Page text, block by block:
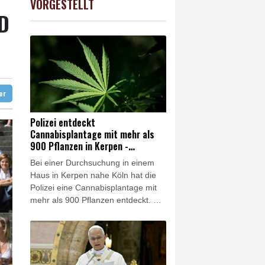
wegen Sabotage
Einmischung an
vorschlagen
0.35%
VORGESTELLT
Polizei entdeckt
Cannabisplantage mit mehr als
900 Pflanzen in Kerpen -
Festnahme
Bei einer Durchsuchung in einem
Haus in Kerpen nahe Köln hat die
Polizei eine Cannabisplantage mit
mehr als 900 Pflanzen entdeckt. Ein
Ort festgenommen, wie die Polizei
in Bergheim und die Kölner
Staatsanwaltschaft am Freitag
mitteilten. Die Ermittler waren